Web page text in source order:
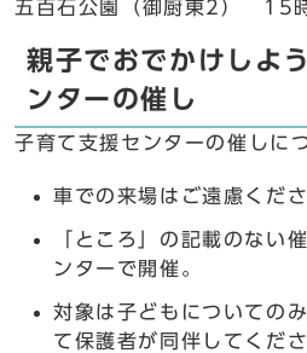
五百石公園（御厨東2） 15
親子でおでかけしよ
ンターの催し
子育て支援センターの催しに
車での来場はご遠慮くださ
「ところ」の記載のない
ンターで開催。
対象は子どもについての
て保護者が同伴してくださ